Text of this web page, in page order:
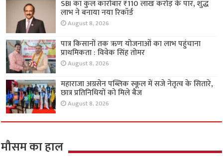
SBI का कुल कारोबार ₹110 लाख करोड़ के पार, शुद्ध
लाभ ने बनाया नया रिकॉर्ड
August 8, 2026
पात्र किसानों तक ऋण योजनाओं का लाभ पहुंचाना
प्राथमिकता : विवेक सिंह तोमर
August 8, 2026
महाराजा अग्रसेन पब्लिक स्कूल में सजे नेतृत्व के सितारे,
छात्र प्रतिनिधियों को मिले बैज
August 8, 2026
मौसम का हाल